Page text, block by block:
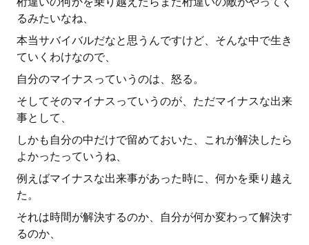
るみたいなね、
本当サバイバルだなと思うんですけど、そんな中で生き
ていくわけなので、
自分のマイナスっていうのは、怒る。
そしてそのマイナスっていうのが、ただマイナスな出来
事として、
しかも自分の中だけで留めておいた、これが解決したら
よかったっていうね、
例えばマイナスな出来事があった時に、何かを乗り越え
た。
それは時間が解決するのか、自分が何か変わって解決す
るのか、